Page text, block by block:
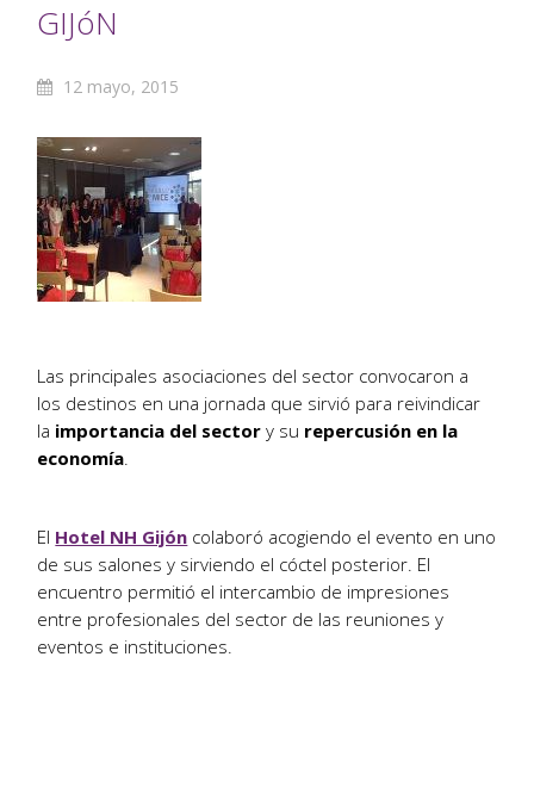
GIJóN
12 mayo, 2015
Las principales asociaciones del sector convocaron a
los destinos en una jornada que sirvió para reivindicar
la importancia del sector y su repercusión en la
economía.
El Hotel NH Gijón colaboró acogiendo el evento en uno
de sus salones y sirviendo el cóctel posterior. El
encuentro permitió el intercambio de impresiones
entre profesionales del sector de las reuniones y
eventos e instituciones.